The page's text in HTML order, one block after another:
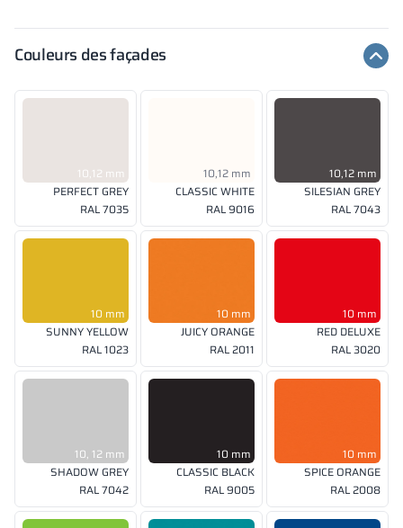
Couleurs des façades
10,12 mm
PERFECT GREY
RAL 7035
10,12 mm
CLASSIC WHITE
RAL 9016
10,12 mm
SILESIAN GREY
RAL 7043
10 mm
SUNNY YELLOW
RAL 1023
10 mm
JUICY ORANGE
RAL 2011
10 mm
RED DELUXE
RAL 3020
10, 12 mm
SHADOW GREY
RAL 7042
10 mm
CLASSIC BLACK
RAL 9005
10 mm
SPICE ORANGE
RAL 2008